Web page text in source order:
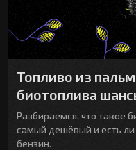
Топливо из
биотоплива
Разбираемся, что такое
самый дешёвый и есть ли
бензин.